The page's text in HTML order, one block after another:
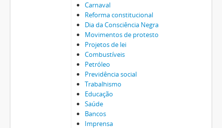
Carnaval
Reforma constitucional
Dia da Consciência Negra
Movimentos de protesto
Projetos de lei
Combustíveis
Petróleo
Previdência social
Trabalhismo
Educação
Saúde
Bancos
Imprensa